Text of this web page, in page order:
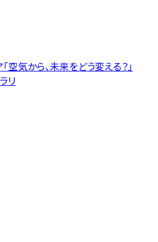
空気から、未来をどう変える？」
リ